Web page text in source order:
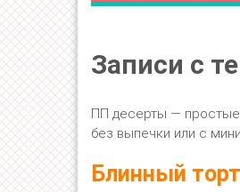
Записи с
ПП десерты — простые
без выпечки или с
Блинный